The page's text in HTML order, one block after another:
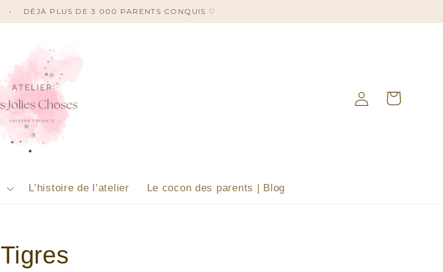
• DÉJÀ PLUS DE 3 000 PARENTS CONQUIS ♡
L’histoire de l’atelier Le cocon des parents | Blog
ConnexionPanier
C
Tigres